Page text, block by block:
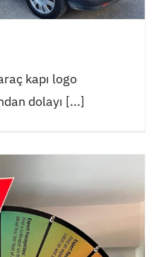
kapı logo
dolayı [...]